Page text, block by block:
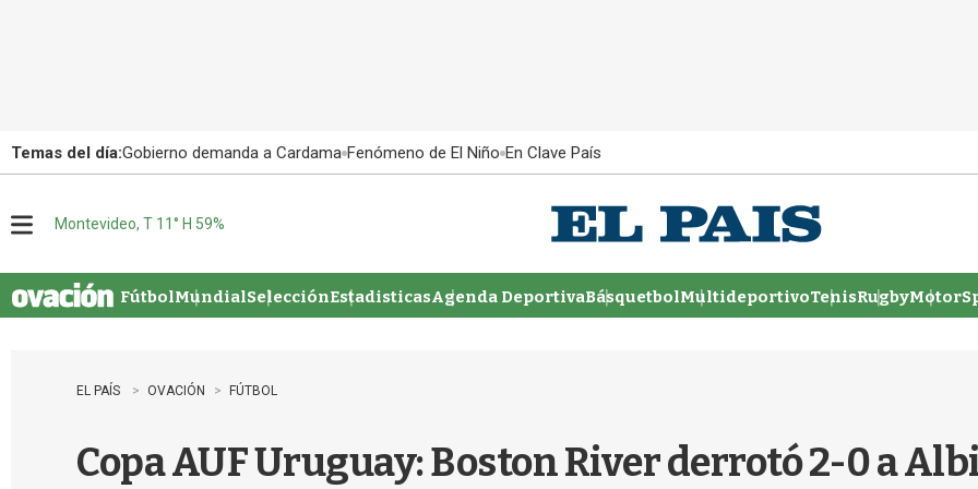
Temas del día:Gobierno demanda a Cardama Fenómeno de El Niño En Clave País
u
Montevideo, T 11° H 59%
FútbolMundialSelecciónEstadisticasAgenda DeportivaBásquetbolMultideportivoTenisRugby
EL PAÍS OVACIÓN FÚTBOL
Copa AUF Uruguay: Boston River derrotó 2-0 a